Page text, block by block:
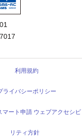
利用規約
ライバシーポリシー
マート申請 ウェブアクセシビ
リティ方針